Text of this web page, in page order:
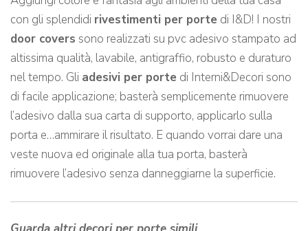
con gli splendidi rivestimenti per porte di I&D! I nostri
door covers sono realizzati su pvc adesivo stampato ad
altissima qualità, lavabile, antigraffio, robusto e duraturo
nel tempo. Gli adesivi per porte di Interni&Decori sono
di facile applicazione; basterà semplicemente rimuovere
l’adesivo dalla sua carta di supporto, applicarlo sulla
porta e…ammirare il risultato. E quando vorrai dare una
veste nuova ed originale alla tua porta, basterà
rimuovere l’adesivo senza danneggiarne la superficie.